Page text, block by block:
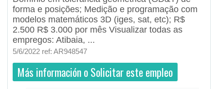
forma e posições; Medição e programação com
modelos matemáticos 3D (iges, sat, etc); R$
2.500 R$ 3.000 por mês Visualizar todas as
empregos: Atibaia, ...
5/6/2022 ref: AR948547
Más información o Solicitar este empleo